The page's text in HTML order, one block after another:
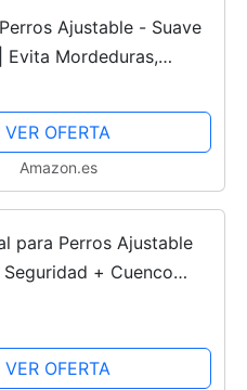
Ajustable - Suave
Evita Mordeduras,
y Paseos Seguros
VER OFERTA
Amazon.es
para Perros Ajustable
+ Cuenco
y Grandes, Ideal
(M)
VER OFERTA